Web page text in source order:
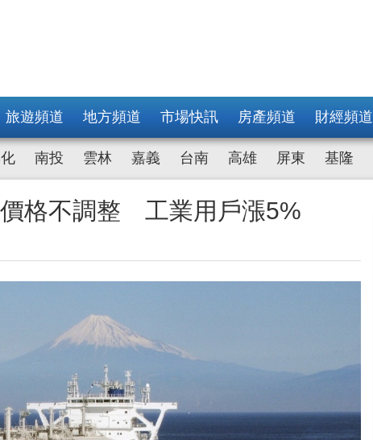
旅遊頻道 地方頻道 市場快訊 房產頻道 財經頻道
南投 雲林 嘉義 台南 高雄 屏東 基隆
格不調整 工業用戶漲5%